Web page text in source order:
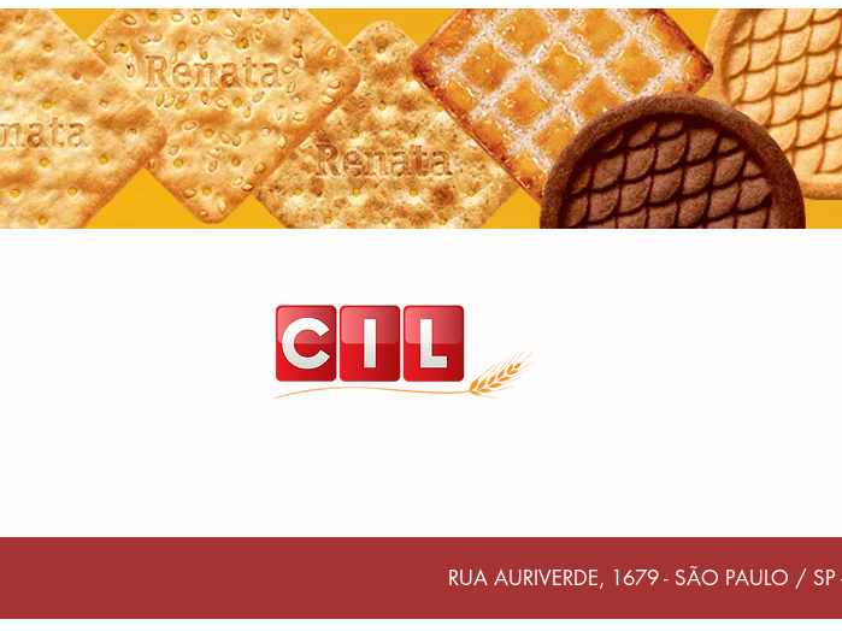
RUA AURIVERDE, 1679 - SÃO PAULO /